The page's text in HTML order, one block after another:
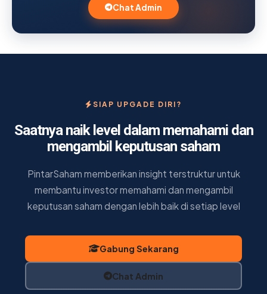
Chat Admin
SIAP UPGADE DIRI?
Saatnya naik level dalam memahami dan
mengambil keputusan saham
PintarSaham memberikan insight terstruktur untuk
membantu investor memahami dan mengambil
keputusan saham dengan lebih baik di setiap level
Gabung Sekarang
Chat Admin